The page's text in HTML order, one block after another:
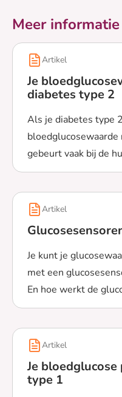
Meer informatie
Artikel
Je
diabetes type 2
Als je diabetes type
gebeurt vaak bij de
thuis. Waar moet je
Lees meer over Je
Artikel
Je kunt je
met een
En hoe werkt de
Lees meer over
Artikel
Je
type 1